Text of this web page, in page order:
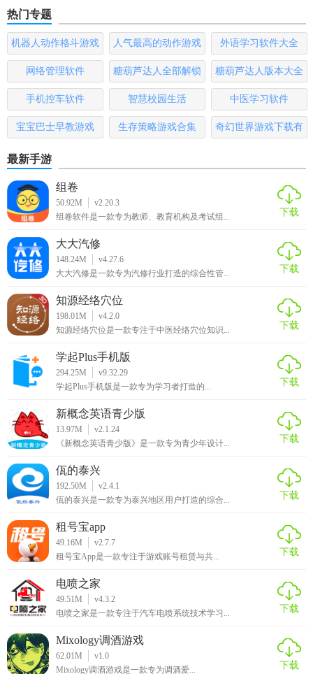
【省呗借钱特点】
无需开口就能申请，一首歌的时间轻松搞定1个额度。
只需3秒，信用卡还款极速到账，一网打尽所有银行。
最低还款利率6折起，分期还款，信誉越好折扣越大。
借款超低息：低至6折还款利率，申请借1万日息低至2元，月
热门专题
机器人动作格斗游戏
大全
人气最高的动作游戏
排行榜
外语学习软件大全
网络管理软件
糖葫芦达人全部解锁
版
糖葫芦达人版本大全
手机控车软件 智慧校园生活 中医学习软件
宝宝巴士早教游戏 生存策略游戏合集
奇幻世界游戏下载有
最新手游
组卷
50.92M
v2.20.3
组卷软件是一款专为教师、教育机构及考试组...
下载
大大汽修
148.24M
v4.27.6
大大汽修是一款专为汽修行业打造的综合性管...
下载
知源经络穴位
198.01M
v4.2.0
知源经络穴位是一款专注于中医经络穴位知识...
下载
学起Plus手机版
294.25M
v9.32.29
学起Plus手机版是一款专为学习者打造的...
下载
新概念英语青少版
13.97M
v2.1.24
《新概念英语青少版》是一款专为青少年设计...
下载
佤的泰兴
192.50M
v2.4.1
佤的泰兴是一款专为泰兴地区用户打造的综合...
下载
租号宝app
49.16M
v2.7.7
租号宝App是一款专注于游戏账号租赁与共...
下载
电喷之家
49.51M
v4.3.2
电喷之家是一款专注于汽车电喷系统技术学习...
下载
Mixology调酒游戏
62.01M
v1.0
Mixology调酒游戏是一款专为调酒爱...
下载